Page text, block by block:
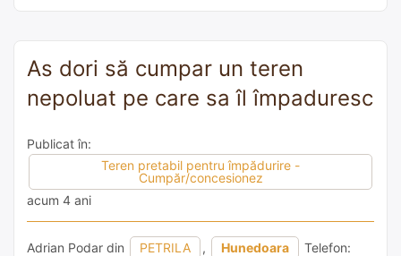
As dori să cumpar un teren
nepoluat pe care sa îl împaduresc
Publicat în:
Teren pretabil pentru împădurire -
Cumpăr/concesionez
acum 4 ani
Adrian Podar din PETRILA , Hunedoara
Telefon: